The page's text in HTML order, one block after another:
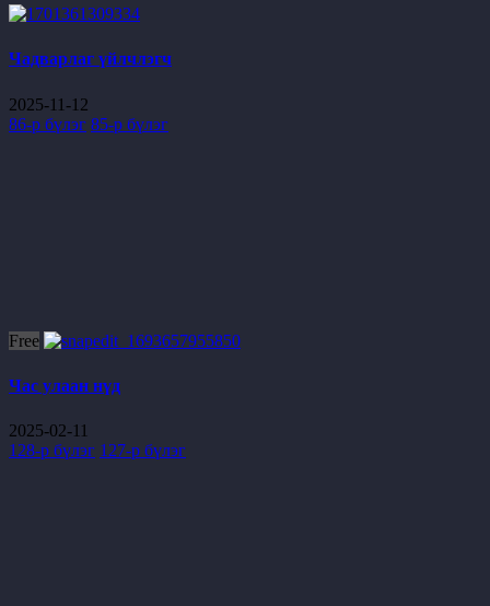
Чадварлаг үйлчлэгч
2025-11-12
86-р бүлэг 85-р бүлэг
Free
Час улаан нүд
2025-02-11
128-р бүлэг 127-р бүлэг